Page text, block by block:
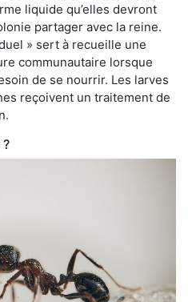
liquide qu’elles devront
partager avec la reine.
» sert à recueille une
communautaire lorsque
de se nourrir. Les larves
reçoivent un traitement de